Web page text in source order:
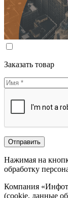
Заказать товар
Нажимая на
обработку
Компания
(cookie, данные